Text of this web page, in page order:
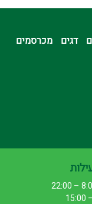
דגים מכרסמים